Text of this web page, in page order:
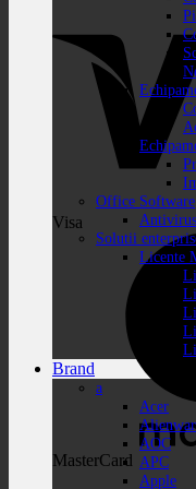
Visa
MasterCard
Office Software
Antivirus
Solutii
Licente
Brand
a
Acer
AOC
APC
Apple